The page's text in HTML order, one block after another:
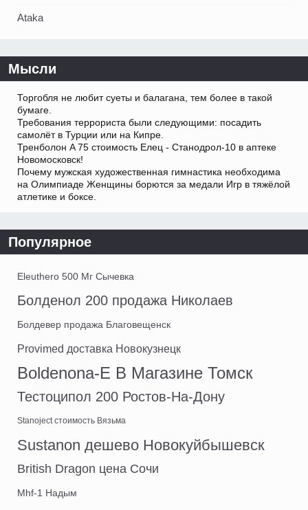
Ataka
Мысли
Торгобля не любит суеты и балагана, тем более в такой
бумаге.
Требования террориста были следующими: посадить
самолёт в Турции или на Кипре.
Тренболон A 75 стоимость Елец - Станодрол-10 в аптеке
Новомосковск!
Почему мужская художественная гимнастика необходима
на Олимпиаде Женщины борются за медали Игр в тяжёлой
атлетике и боксе.
Популярное
Eleuthero 500 Мг Сычевка
Болденол 200 продажа Николаев
Болдевер продажа Благовещенск
Provimed доставка Новокузнецк
Boldenona-E В Магазине Томск
Тестоципол 200 Ростов-На-Дону
Stanoject стоимость Вязьма
Sustanon дешево Новокуйбышевск
British Dragon цена Сочи
Mhf-1 Надым